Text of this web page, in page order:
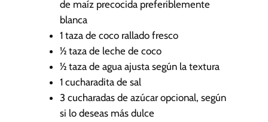
de maíz precocida preferiblemente
blanca
1 taza de coco rallado fresco
½ taza de leche de coco
½ taza de agua ajusta según la textura
1 cucharadita de sal
3 cucharadas de azúcar opcional, según
si lo deseas más dulce